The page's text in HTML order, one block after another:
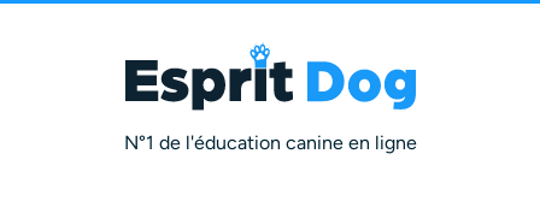
N°1 de l'éducation canine en ligne